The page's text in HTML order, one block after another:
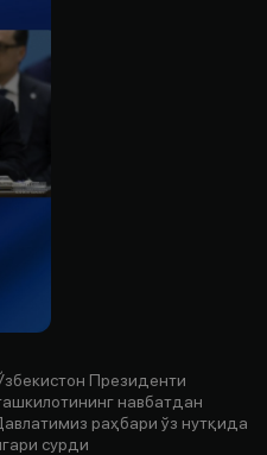
Президенти
навбатдан
раҳбари ўз нутқида
сурди